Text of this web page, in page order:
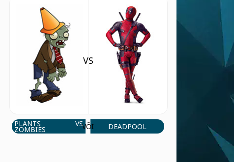
PLANTS VS
ZOMBIES
VS
VÕI DEADPOOL